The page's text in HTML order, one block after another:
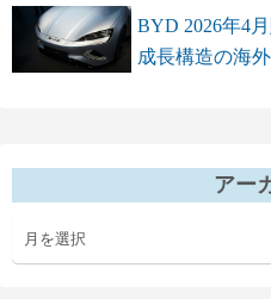
BYD 2026年4
成長構造の海
アー
月を選択